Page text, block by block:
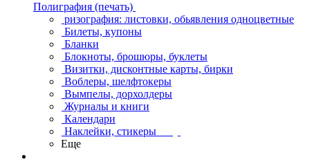
Полиграфия (печать)
ризография: листовки, обьявления одноцветные
Билеты, купоны
Бланки
Блокноты, брошюры, буклеты
Визитки, дисконтные карты, бирки
Воблеры, шелфтокеры
Вымпелы, дорхолдеры
Журналы и книги
Календари
Наклейки, стикеры
Еще